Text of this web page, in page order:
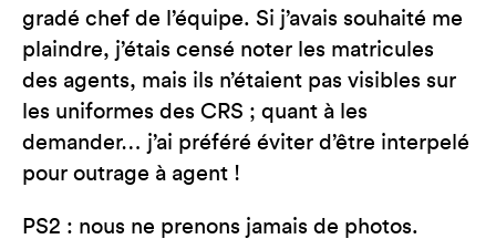
gradé chef de l’équipe. Si j’avais souhaité me
plaindre, j’étais censé noter les matricules
des agents, mais ils n’étaient pas visibles sur
les uniformes des CRS ; quant à les
demander… j’ai préféré éviter d’être interpelé
pour outrage à agent !
PS2 : nous ne prenons jamais de photos.